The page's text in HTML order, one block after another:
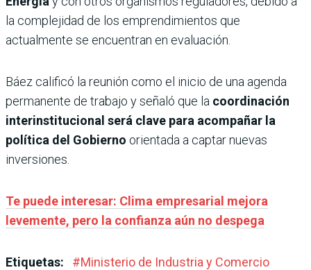
la complejidad de los emprendimientos que
actualmente se encuentran en evaluación.
Báez calificó la reunión como el inicio de una agenda
permanente de trabajo y señaló que la coordinación
interinstitucional será clave para acompañar la
política del Gobierno orientada a captar nuevas
inversiones.
Te puede interesar: Clima empresarial mejora
levemente, pero la confianza aún no despega
Etiquetas: #Ministerio de Industria y Comercio